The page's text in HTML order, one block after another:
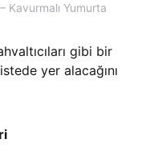
Kavurmalı Yumurta
gibi bir
yer alacağını